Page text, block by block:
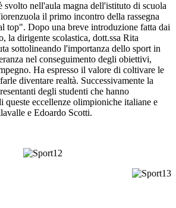
nell'aula magna dell'istituto di scuola
il primo incontro della rassegna
top". Dopo una breve introduzione fatta dai
la dirigente scolastica, dott.ssa Rita
sottolineando l'importanza dello sport in
nel conseguimento degli obiettivi,
Ha espresso il valore di coltivare le
diventare realtà. Successivamente la
degli studenti che hanno
queste eccellenze olimpioniche italiane e
e Edoardo Scotti.